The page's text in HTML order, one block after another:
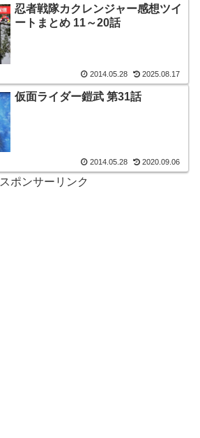
忍者戦隊カクレンジャー感想ツイ
ートまとめ 11～20話
2014.05.28 2025.08.17
仮面ライダー鎧武 第31話
2014.05.28 2020.09.06
スポンサーリンク